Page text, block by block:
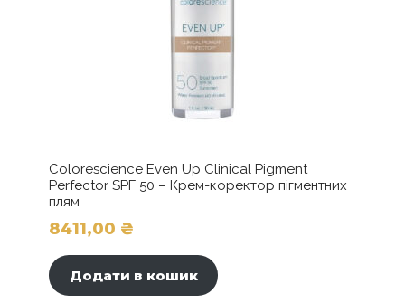
Colorescience Even Up Clinical Pigment
Perfector SPF 50 – Крем-коректор пігментних
плям
8411,00 ₴
Додати в кошик